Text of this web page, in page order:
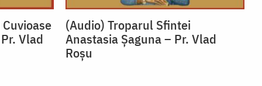
Vlad
(Audio) Troparul Sfintei
Anastasia Șaguna – Pr. Vlad
Roșu